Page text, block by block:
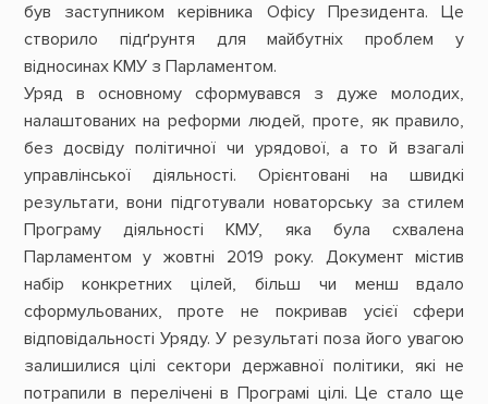
був заступником керівника Офісу Президента. Це
створило підґрунтя для майбутніх проблем у
відносинах КМУ з Парламентом.
Уряд в основному сформувався з дуже молодих,
налаштованих на реформи людей, проте, як правило,
без досвіду політичної чи урядової, а то й взагалі
управлінської діяльності. Орієнтовані на швидкі
результати, вони підготували новаторську за стилем
Програму діяльності КМУ, яка була схвалена
Парламентом у жовтні 2019 року. Документ містив
набір конкретних цілей, більш чи менш вдало
сформульованих, проте не покривав усієї сфери
відповідальності Уряду. У результаті поза його увагою
залишилися цілі сектори державної політики, які не
потрапили в перелічені в Програмі цілі. Це стало ще